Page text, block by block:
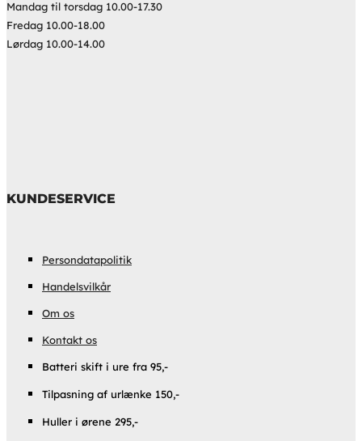
Mandag til torsdag 10.00-17.30
Fredag 10.00-18.00
Lørdag 10.00-14.00
KUNDESERVICE
Persondatapolitik
Handelsvilkår
Om os
Kontakt os
Batteri skift i ure fra 95,-
Tilpasning af urlænke 150,-
Huller i ørene 295,-